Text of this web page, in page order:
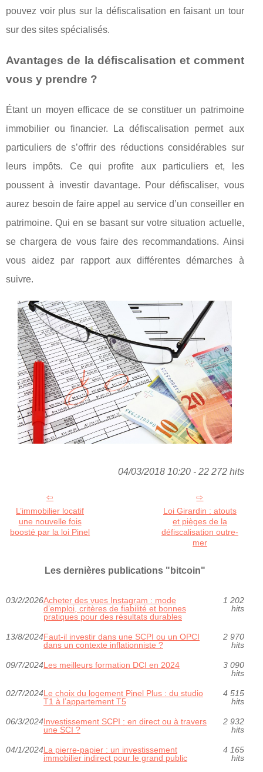
pouvez voir plus sur la défiscalisation en faisant un tour
sur des sites spécialisés.
Avantages de la défiscalisation et comment
vous y prendre ?
Étant un moyen efficace de se constituer un patrimoine
immobilier ou financier. La défiscalisation permet aux
particuliers de s’offrir des réductions considérables sur
leurs impôts. Ce qui profite aux particuliers et, les
poussent à investir davantage. Pour défiscaliser, vous
aurez besoin de faire appel au service d’un conseiller en
patrimoine. Qui en se basant sur votre situation actuelle,
se chargera de vous faire des recommandations. Ainsi
vous aidez par rapport aux différentes démarches à
suivre.
04/03/2018 10:20 - 22 272 hits
L’immobilier locatif
une nouvelle fois
boosté par la loi Pinel
Loi Girardin : atouts
et pièges de la
défiscalisation outre-
mer
Les dernières publications "bitcoin"
03/2/2026Acheter des vues Instagram : mode
d’emploi, critères de fiabilité et bonnes
pratiques pour des résultats durables
1 202
hits
13/8/2024Faut-il investir dans une SCPI ou un OPCI
dans un contexte inflationniste ?
2 970
hits
09/7/2024Les meilleurs formation DCI en 2024
3 090
hits
02/7/2024Le choix du logement Pinel Plus : du studio
T1 à l’appartement T5
4 515
hits
06/3/2024Investissement SCPI : en direct ou à travers
une SCI ?
2 932
hits
04/1/2024La pierre-papier : un investissement
immobilier indirect pour le grand public
4 165
hits